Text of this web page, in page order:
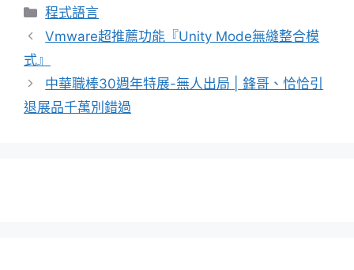
分
類
程式語言
Vmware超推薦功能『Unity Mode無縫整合模
式』
中華職棒30週年特展-無人出局 | 鋒哥、恰恰引
退展品千萬別錯過